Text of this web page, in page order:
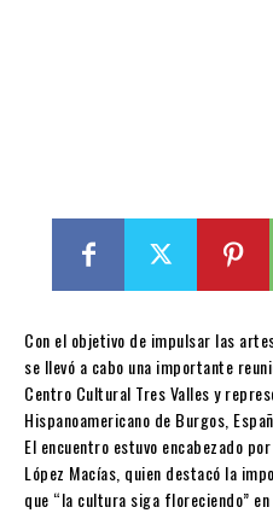
Con el objetivo de impulsar las
se llevó a cabo una importante
Centro Cultural Tres Valles y
Hispanoamericano de Burgos,
El encuentro estuvo encabezado
López Macías, quien destacó la
que “la cultura siga floreciendo”